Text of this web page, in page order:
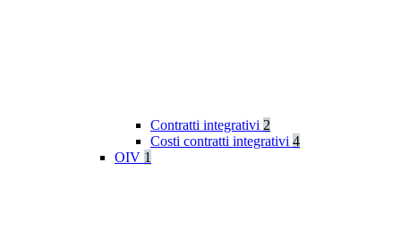
Contratti integrativi 2
Costi contratti integrativi 4
OIV 1